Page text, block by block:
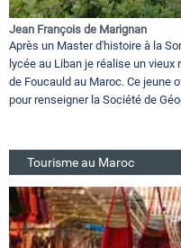
Jean François de Marignan
Après un Master d'histoire à la
lycée au Liban je réalise un
de Foucauld au Maroc. Ce jeune
pour renseigner la Société de
Tourisme au Maroc